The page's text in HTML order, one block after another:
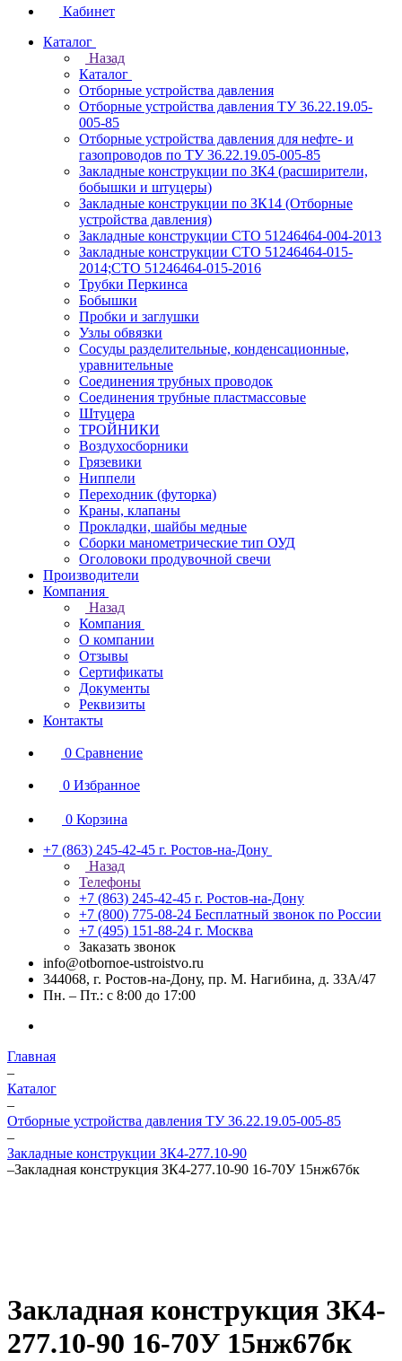
Кабинет
Каталог
Назад
Каталог
Отборные устройства давления
Отборные устройства давления ТУ 36.22.19.05-
005-85
Отборные устройства давления для нефте- и
газопроводов по ТУ 36.22.19.05-005-85
Закладные конструкции по ЗК4 (расширители,
бобышки и штуцеры)
Закладные конструкции по ЗК14 (Отборные
устройства давления)
Закладные конструкции СТО 51246464-004-2013
Закладные конструкции СТО 51246464-015-
2014;СТО 51246464-015-2016
Трубки Перкинса
Бобышки
Пробки и заглушки
Узлы обвязки
Сосуды разделительные, конденсационные,
уравнительные
Соединения трубных проводок
Соединения трубные пластмассовые
Штуцера
ТРОЙНИКИ
Воздухосборники
Грязевики
Ниппели
Переходник (футорка)
Краны, клапаны
Прокладки, шайбы медные
Сборки манометрические тип ОУД
Оголовоки продувочной свечи
Производители
Компания
Назад
Компания
О компании
Отзывы
Сертификаты
Документы
Реквизиты
Контакты
0 Сравнение
0 Избранное
0 Корзина
+7 (863) 245-42-45 г. Ростов-на-Дону
Назад
Телефоны
+7 (863) 245-42-45 г. Ростов-на-Дону
+7 (800) 775-08-24 Бесплатный звонок по России
+7 (495) 151-88-24 г. Москва
Заказать звонок
info@otbornoe-ustroistvo.ru
344068, г. Ростов-на-Дону, пр. М. Нагибина, д. 33А/47
Пн. – Пт.: с 8:00 до 17:00
Главная
–
Каталог
–
Отборные устройства давления ТУ 36.22.19.05-005-85
–
Закладные конструкции ЗК4-277.10-90
–Закладная конструкция ЗК4-277.10-90 16-70У 15нж67бк
Закладная конструкция ЗК4-
277.10-90 16-70У 15нж67бк